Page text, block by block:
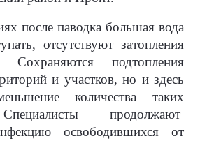
после паводка большая вода
отсутствуют затопления
подтопления
и участков, но и здесь
количества таких
продолжают
освободившихся от